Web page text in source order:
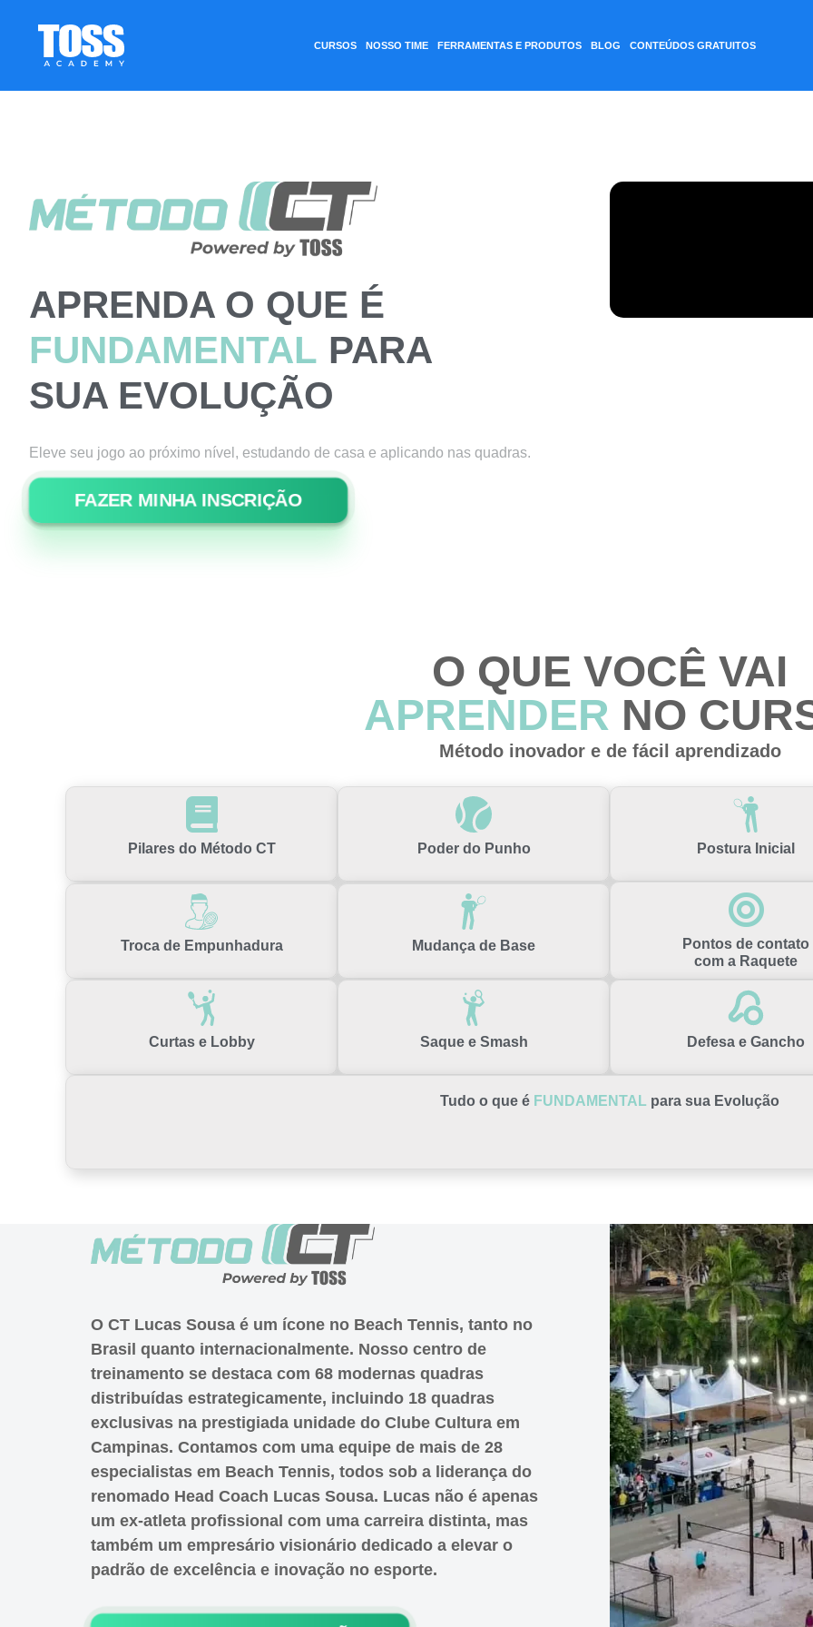
CURSOS NOSSO TIME FERRAMENTAS E PRODUTOS BLOG CONTEÚDOS GRATUITOS
APRENDA O QUE É
FUNDAMENTAL PARA
SUA EVOLUÇÃO
Eleve seu jogo ao próximo nível, estudando de casa e aplicando nas quadras.
FAZER MINHA INSCRIÇÃO
O QUE VOCÊ VAI
APRENDER NO
Método inovador e de fácil aprendizado
Pilares do Método CT Poder do Punho Postura Inicial
Troca de Empunhadura Mudança de Base
Pontos de contato
com a Raquete
Curtas e Lobby Saque e Smash Defesa e Gancho
Tudo o que é FUNDAMENTAL para sua Evolução
O CT Lucas Sousa é um ícone no Beach Tennis, tanto no
Brasil quanto internacionalmente. Nosso centro de
treinamento se destaca com 68 modernas quadras
distribuídas estrategicamente, incluindo 18 quadras
exclusivas na prestigiada unidade do Clube Cultura em
Campinas. Contamos com uma equipe de mais de 28
especialistas em Beach Tennis, todos sob a liderança do
renomado Head Coach Lucas Sousa. Lucas não é apenas
um ex-atleta profissional com uma carreira distinta, mas
também um empresário visionário dedicado a elevar o
padrão de excelência e inovação no esporte.